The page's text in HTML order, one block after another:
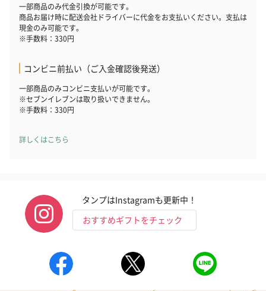
キャンドル・お香
キャンドル・お香を同梱してお届けいたします。
お酒を同梱してお届けいたします。
※20歳未満の方への酒類の販売はいたしません。
一部商品のみ代金引換が可能です。
商品お届け時に配送会社ドライバーに代金をお支払いください。支払は
現金のみ可能です。
※手数料：330円
コンビニ前払い（ご入金確認後発送）
一部商品のみコンビニ支払いが可能です。
※セブンイレブンは取り扱いできません。
※手数料：330円
詳しくはこちら
タンプはInstagramも更新中！
おすすめギフトをチェック